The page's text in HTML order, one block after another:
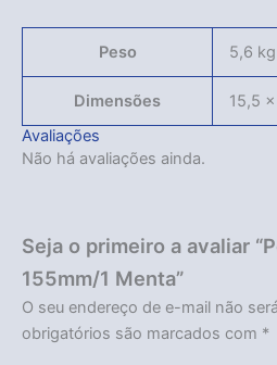
Peso 5,6 kg
Dimensões
15,5
Avaliações
Não há avaliações ainda.
Seja o primeiro a avaliar
155mm/1 Menta”
O seu endereço de e-mail não
obrigatórios são marcados com *